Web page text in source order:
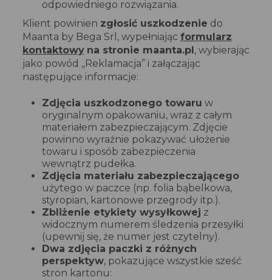
odpowiedniego rozwiązania.
Klient powinien zgłosić uszkodzenie do
Maanta by Bega Srl, wypełniając formularz
kontaktowy na stronie maanta.pl, wybierając
jako powód „Reklamacja” i załączając
następujące informacje:
Zdjęcia uszkodzonego towaru w
oryginalnym opakowaniu, wraz z całym
materiałem zabezpieczającym. Zdjęcie
powinno wyraźnie pokazywać ułożenie
towaru i sposób zabezpieczenia
wewnątrz pudełka.
Zdjęcia materiału zabezpieczającego
użytego w paczce (np. folia bąbelkowa,
styropian, kartonowe przegrody itp.).
Zbliżenie etykiety wysyłkowej z
widocznym numerem śledzenia przesyłki
(upewnij się, że numer jest czytelny).
Dwa zdjęcia paczki z różnych
perspektyw, pokazujące wszystkie sześć
stron kartonu: